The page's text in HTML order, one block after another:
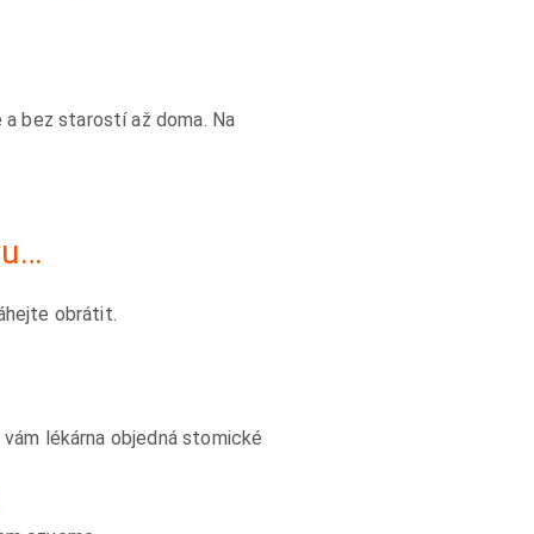
bez starostí až doma. Na
obrátit.
lékárna objedná stomické